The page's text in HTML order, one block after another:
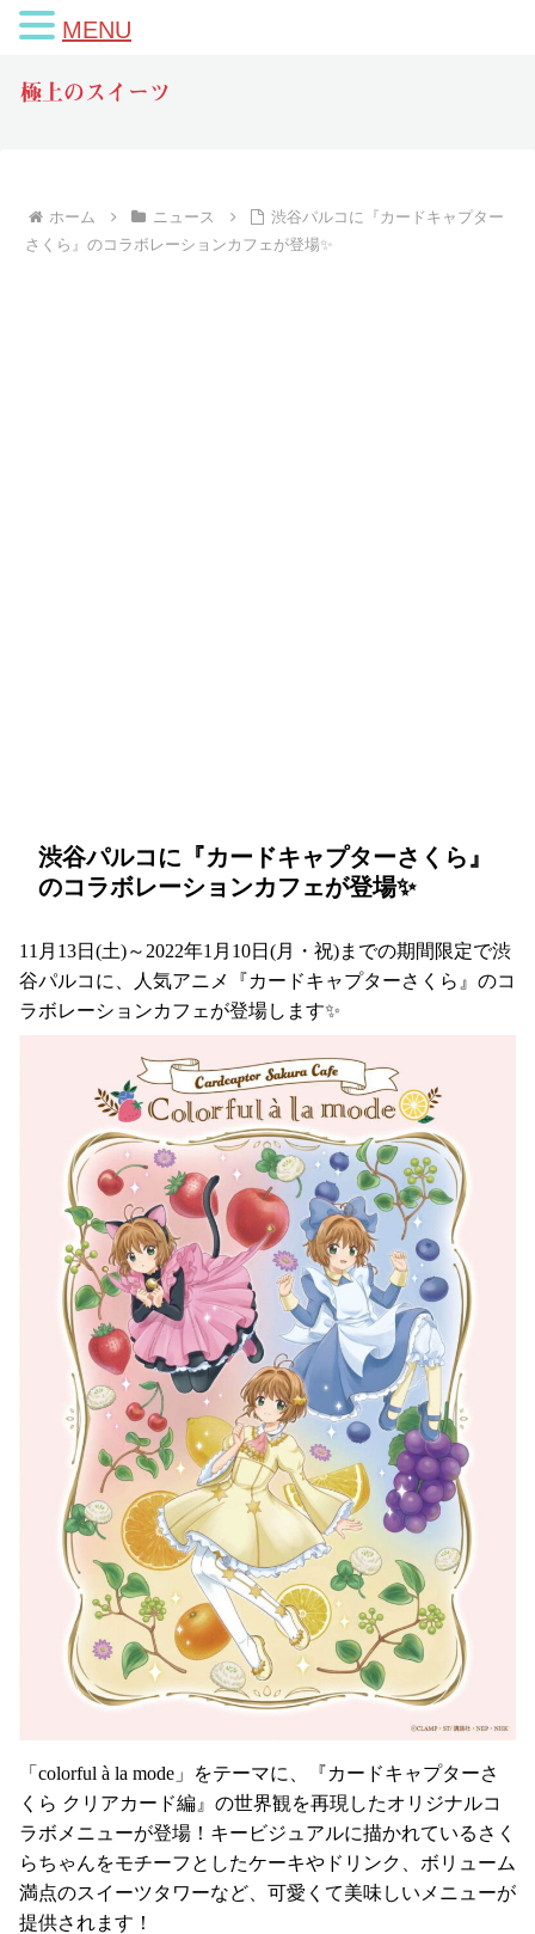
極上のスイーツ
ホーム ニュース
渋谷パルコに『カードキャプター
さくら』のコラボレーションカフェが登場✨
渋谷パルコに『カードキャプターさくら』
のコラボレーションカフェが登場✨
11月13日(土)～2022年1月10日(月・祝)までの期間限定で渋
谷パルコに、人気アニメ『カードキャプターさくら』のコ
ラボレーションカフェが登場します✨
「colorful à la mode」をテーマに、『カードキャプターさ
くら クリアカード編』の世界観を再現したオリジナルコ
ラボメニューが登場！キービジュアルに描かれているさく
らちゃんをモチーフとしたケーキやドリンク、ボリューム
満点のスイーツタワーなど、可愛くて美味しいメニューが
提供されます！
MENU